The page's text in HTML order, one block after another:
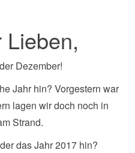
Lieben,
Dezember!
Jahr hin? Vorgestern war
lagen wir doch noch in
Strand.
das Jahr 2017 hin?